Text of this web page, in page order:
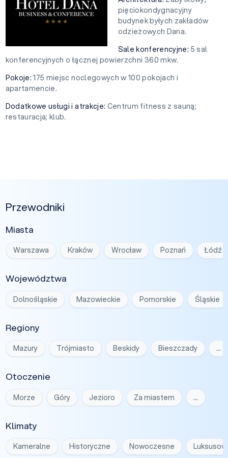
pięciokondygnacyjny
budynek byłych zakładów
odzieżowych Dana.
Sale konferencyjne: 5 sal
konferencyjnych o łącznej powierzchni 360 mkw.
Pokoje:175 miejsc noclegowych w 100 pokojach i
apartamencie.
Dodatkowe usługi i atrakcje: Centrum fitness z sauną;
restauracja; klub.
Przewodniki
Miasta
Warszawa Kraków Wrocław Poznań Łódź
Województwa
Dolnośląskie Mazowieckie Pomorskie Śląskie
Regiony
Mazury Trójmiasto Beskidy Bieszczady …
Otoczenie
Morze Góry Jezioro Za miastem …
Klimaty
Kameralne Historyczne Nowoczesne